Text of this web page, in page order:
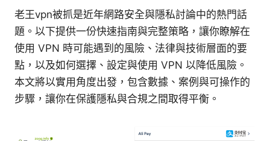
老王vpn被抓是近年網路安全與隱私討論中的熱門話
題。以下提供一份快速指南與完整策略，讓你瞭解在
使用 VPN 時可能遇到的風險、法律與技術層面的要
點，以及如何選擇、設定與使用 VPN 以降低風險。
本文將以實用角度出發，包含數據、案例與可操作的
步驟，讓你在保護隱私與合規之間取得平衡。